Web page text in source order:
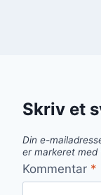
Skriv et
Din e-
er markeret med
Kommentar *